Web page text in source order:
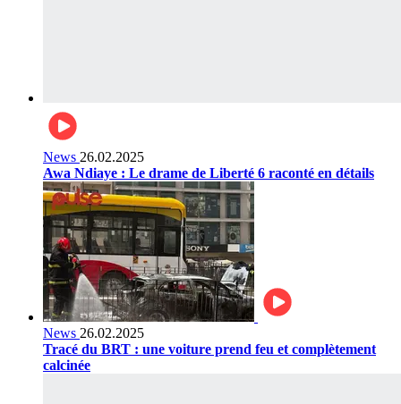
News 26.02.2025
Awa Ndiaye : Le drame de Liberté 6 raconté en détails
News 26.02.2025
Tracé du BRT : une voiture prend feu et complètement
calcinée